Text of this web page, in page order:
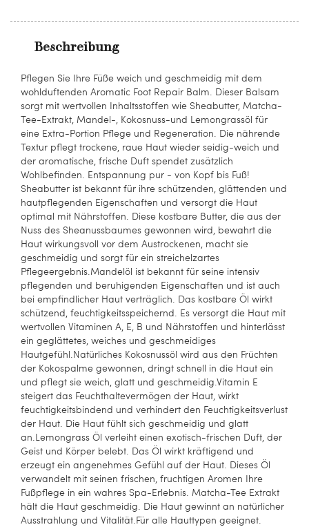
Beschreibung
Pflegen Sie Ihre Füße weich und geschmeidig mit dem
wohlduftenden Aromatic Foot Repair Balm. Dieser Balsam
sorgt mit wertvollen Inhaltsstoffen wie Sheabutter, Matcha-
Tee-Extrakt, Mandel-, Kokosnuss-und Lemongrassöl für
eine Extra-Portion Pflege und Regeneration. Die nährende
Textur pflegt trockene, raue Haut wieder seidig-weich und
der aromatische, frische Duft spendet zusätzlich
Wohlbefinden. Entspannung pur - von Kopf bis Fuß!
Sheabutter ist bekannt für ihre schützenden, glättenden und
hautpflegenden Eigenschaften und versorgt die Haut
optimal mit Nährstoffen. Diese kostbare Butter, die aus der
Nuss des Sheanussbaumes gewonnen wird, bewahrt die
Haut wirkungsvoll vor dem Austrockenen, macht sie
geschmeidig und sorgt für ein streichelzartes
Pflegeergebnis.Mandelöl ist bekannt für seine intensiv
pflegenden und beruhigenden Eigenschaften und ist auch
bei empfindlicher Haut verträglich. Das kostbare Öl wirkt
schützend, feuchtigkeitsspeichernd. Es versorgt die Haut mit
wertvollen Vitaminen A, E, B und Nährstoffen und hinterlässt
ein geglättetes, weiches und geschmeidiges
Hautgefühl.Natürliches Kokosnussöl wird aus den Früchten
der Kokospalme gewonnen, dringt schnell in die Haut ein
und pflegt sie weich, glatt und geschmeidig.Vitamin E
steigert das Feuchthaltevermögen der Haut, wirkt
feuchtigkeitsbindend und verhindert den Feuchtigkeitsverlust
der Haut. Die Haut fühlt sich geschmeidig und glatt
an.Lemongrass Öl verleiht einen exotisch-frischen Duft, der
Geist und Körper belebt. Das Öl wirkt kräftigend und
erzeugt ein angenehmes Gefühl auf der Haut. Dieses Öl
verwandelt mit seinen frischen, fruchtigen Aromen Ihre
Fußpflege in ein wahres Spa-Erlebnis. Matcha-Tee Extrakt
hält die Haut geschmeidig. Die Haut gewinnt an natürlicher
Ausstrahlung und Vitalität.Für alle Hauttypen geeignet.